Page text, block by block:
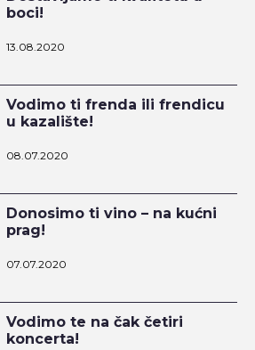
boci!
13.08.2020
Vodimo ti frenda ili frendicu
u kazalište!
08.07.2020
Donosimo ti vino – na kućni
prag!
07.07.2020
Vodimo te na čak četiri
koncerta!